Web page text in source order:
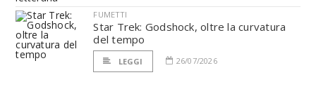
FUMETTI
Star Trek: Godshock, oltre la curvatura
del tempo
LEGGI 26/07/2026